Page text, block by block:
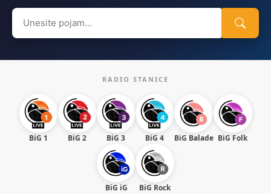
Search
for:
RADIO STANICE
BiG 1 BiG 2 BiG 3 BiG 4 BiG Balade BiG Folk
BiG iG BiG Rock